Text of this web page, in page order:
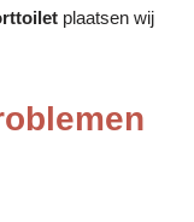
plaatsen wij